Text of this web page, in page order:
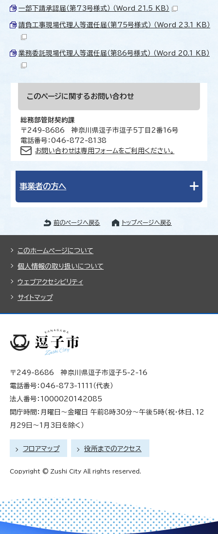
一部下請承認届（第73号様式） （Word 21.5 KB）
請負工事現場代理人等選任届（第75号様式） （Word 23.1 KB）
業務委託現場代理人等選任届（第86号様式） （Word 20.1 KB）
このページに関する お問い合わせ
総務部管財契約課
〒249-8686 神奈川県逗子市逗子5丁目2番16号
電話番号：046-872-8138
お問い合わせは専用フォームをご利用ください。
事業者の方へ
前のページへ戻る トップページへ戻る
このホームページについて
個人情報の取り扱いについて
ウェブアクセシビリティ
サイトマップ
〒249-8686 神奈川県逗子市逗子5-2-16
電話番号：046-873-1111（代表）
法人番号：1000020142085
開庁時間：月曜日～金曜日 午前8時30分～午後5時（祝・休日、12
月29日～1月3日を除く）
フロアマップ 役所までのアクセス
Copyright © Zushi City All rights reserved.